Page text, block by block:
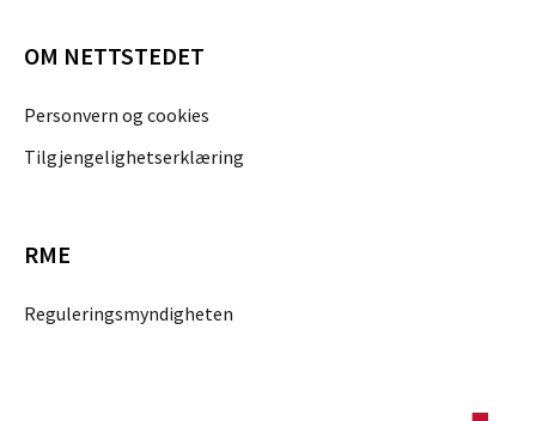
OM NETTSTEDET
Personvern og cookies
Tilgjengelighetserklæring
RME
Reguleringsmyndigheten